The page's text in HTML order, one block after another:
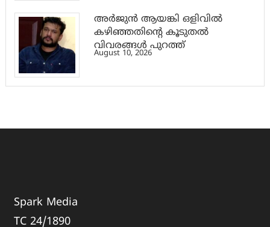
അര്‍ജുന്‍ ആയങ്കി ഒളിവില്‍
കഴിഞ്ഞതിന്റെ കൂടുതല്‍
വിവരങ്ങള്‍ പുറത്ത്
August 10, 2026
Spark Media
TC 24/1890